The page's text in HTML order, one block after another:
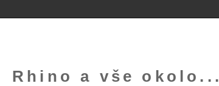
Rhino a vše okolo...